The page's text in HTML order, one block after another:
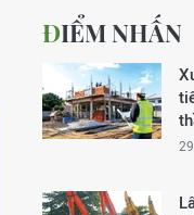
ĐIỂM NHẤN